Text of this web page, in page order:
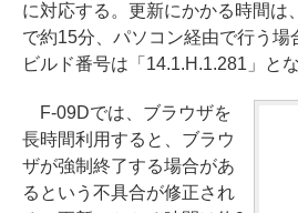
に対応する。更新にかかる時間は
で約15分、パソコン経由で行う場
ビルド番号は「14.1.H.1.281」とな
F-09Dでは、ブラウザを
長時間利用すると、ブラウ
ザが強制終了する場合があ
るという不具合が修正され